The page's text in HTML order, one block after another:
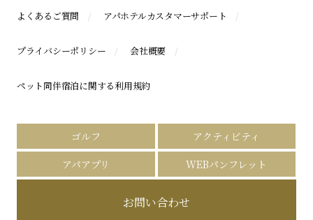
よくあるご質問 アパホテルカスタマーサポート
プライバシーポリシー 会社概要
ペット同伴宿泊に関する利用規約
ゴルフ
アクティビティ
アパアプリ
WEBパンフレット
お問い合わせ